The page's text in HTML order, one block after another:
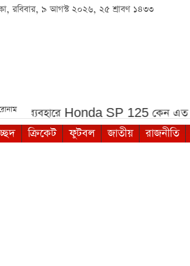
রবিবার, ৯ আগস্ট ২০২৬, ২৫ শ্রাবণ ১৪৩৩
Honda SP 125 কেন এত জনপ্রিয়***
ক্রিকেট ফুটবল জাতীয় রাজনীতি